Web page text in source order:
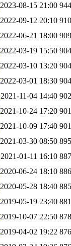
2023-08-15 21:00
2022-09-12 20:10
2022-06-21 18:00
2022-03-19 15:50
2022-03-10 13:20
2022-03-01 18:30
2021-11-04 14:40
2021-10-24 17:20
2021-10-09 17:40
2021-03-30 08:50
2021-01-11 16:10
2020-06-24 18:10
2020-05-28 18:40
2019-05-19 23:40
2019-10-07 22:50
2019-04-02 19:22